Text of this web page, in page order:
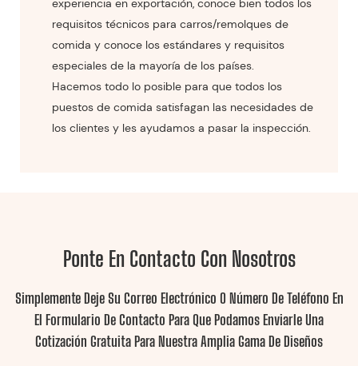
experiencia en exportación, conoce bien todos los
requisitos técnicos para carros/remolques de
comida y conoce los estándares y requisitos
especiales de la mayoría de los países.
Hacemos todo lo posible para que todos los
puestos de comida satisfagan las necesidades de
los clientes y les ayudamos a pasar la inspección.
Ponte En Contacto Con Nosotros
Simplemente Deje Su Correo Electrónico O Número De Teléfono En
El Formulario De Contacto Para Que Podamos Enviarle Una
Cotización Gratuita Para Nuestra Amplia Gama De Diseños